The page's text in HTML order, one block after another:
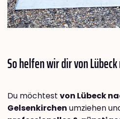
So helfen wir dir von
Du möchtest von Lübeck
Gelsenkirchen umziehen